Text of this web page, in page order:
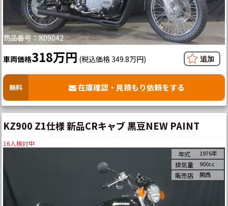
商品番号：K09042
車両価格318万円 (税込価格 349.8万円)
無料 在庫確認・見積もり依頼をする
KZ900 Z1仕様 新品CRキャブ 黒豆NEW PAINT
16人検討中
年式
1976年
排気量 900cc
販売店 関西